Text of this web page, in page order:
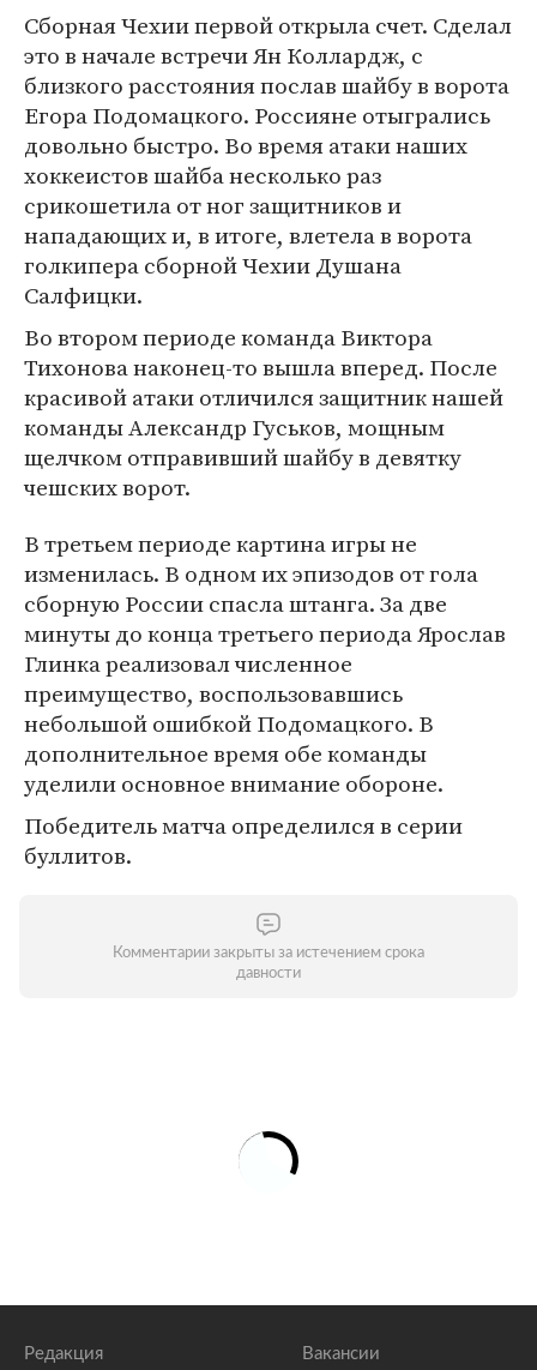
Сборная Чехии первой открыла счет. Сделал
это в начале встречи Ян Коллардж, с
близкого расстояния послав шайбу в ворота
Егора Подомацкого. Россияне отыгрались
довольно быстро. Во время атаки наших
хоккеистов шайба несколько раз
срикошетила от ног защитников и
нападающих и, в итоге, влетела в ворота
голкипера сборной Чехии Душана
Салфицки.
Во втором периоде команда Виктора
Тихонова наконец-то вышла вперед. После
красивой атаки отличился защитник нашей
команды Александр Гуськов, мощным
щелчком отправивший шайбу в девятку
чешских ворот.
В третьем периоде картина игры не
изменилась. В одном их эпизодов от гола
сборную России спасла штанга. За две
минуты до конца третьего периода Ярослав
Глинка реализовал численное
преимущество, воспользовавшись
небольшой ошибкой Подомацкого. В
дополнительное время обе команды
уделили основное внимание обороне.
Победитель матча определился в серии
буллитов.
Комментарии закрыты за истечением срока
давности
Редакция Вакансии